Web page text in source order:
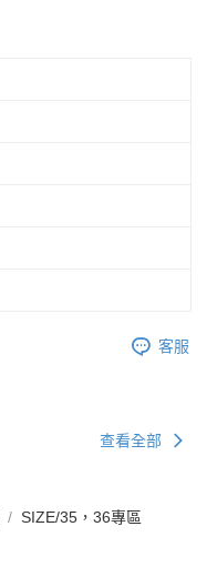
客服
查看全部
SIZE/35，36專區